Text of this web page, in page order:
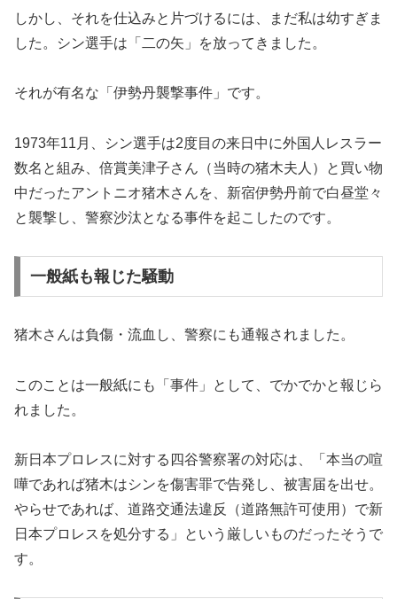
しかし、それを仕込みと片づけるには、まだ私は幼すぎま
した。シン選手は「二の矢」を放ってきました。
それが有名な「伊勢丹襲撃事件」です。
1973年11月、シン選手は2度目の来日中に外国人レスラー
数名と組み、倍賞美津子さん（当時の猪木夫人）と買い物
中だったアントニオ猪木さんを、新宿伊勢丹前で白昼堂々
と襲撃し、警察沙汰となる事件を起こしたのです。
一般紙も報じた騒動
猪木さんは負傷・流血し、警察にも通報されました。
このことは一般紙にも「事件」として、でかでかと報じら
れました。
新日本プロレスに対する四谷警察署の対応は、「本当の喧
嘩であれば猪木はシンを傷害罪で告発し、被害届を出せ。
やらせであれば、道路交通法違反（道路無許可使用）で新
日本プロレスを処分する」という厳しいものだったそうで
す。